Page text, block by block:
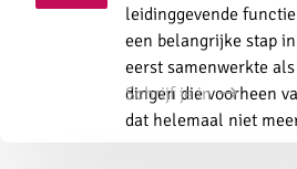
leidinggevende
een belangrijke stap
eerst samenwerkte
dingen die voorheen
dat helemaal niet
Schrijf je in